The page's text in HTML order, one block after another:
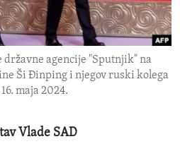
državne agencije "Sputnjik" na
Ši Đinping i njegov ruski kolega
maja 2024.
Vlade SAD